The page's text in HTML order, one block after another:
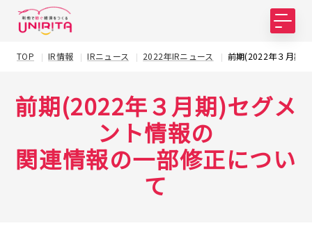
TOP IR情報 IRニュース 2022年IRニュース 前期(2022年３月期)
前期(2022年３月期)セグメ
ント情報の
関連情報の一部修正につい
て